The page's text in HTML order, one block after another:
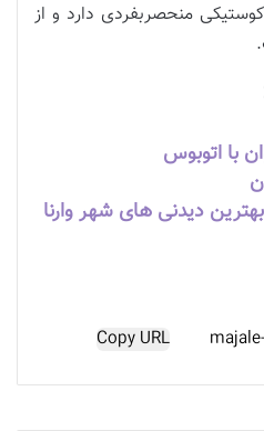
منحصربفردی دارد و از
با اتوبوس
دیدنی های شهر وارنا
Copy URL